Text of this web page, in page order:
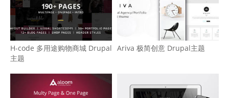
H-code 多用途购物商城 Drupal
主题
Ariva 极简创意 Drupal主题